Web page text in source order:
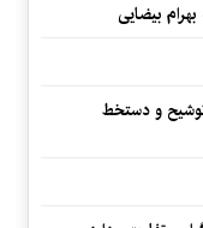
بیضایی
و دستخط